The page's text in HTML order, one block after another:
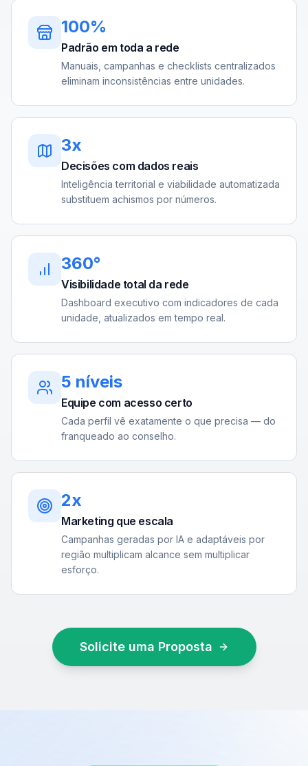
100%
Padrão em toda a rede
Manuais, campanhas e checklists centralizados
eliminam inconsistências entre unidades.
3x
Decisões com dados reais
Inteligência territorial e viabilidade automatizada
substituem achismos por números.
360°
Visibilidade total da rede
Dashboard executivo com indicadores de cada
unidade, atualizados em tempo real.
5 níveis
Equipe com acesso certo
Cada perfil vê exatamente o que precisa — do
franqueado ao conselho.
2x
Marketing que escala
Campanhas geradas por IA e adaptáveis por
região multiplicam alcance sem multiplicar
esforço.
Solicite uma Proposta